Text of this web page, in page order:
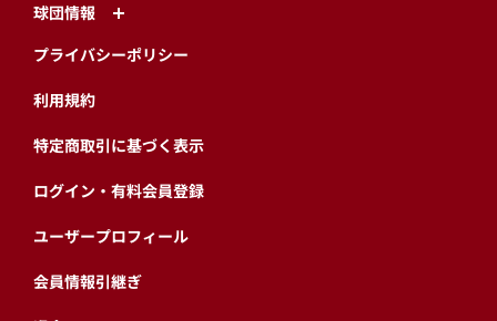
球団情報
プライバシーポリシー
利用規約
特定商取引に基づく表示
ログイン・有料会員登録
ユーザープロフィール
会員情報引継ぎ